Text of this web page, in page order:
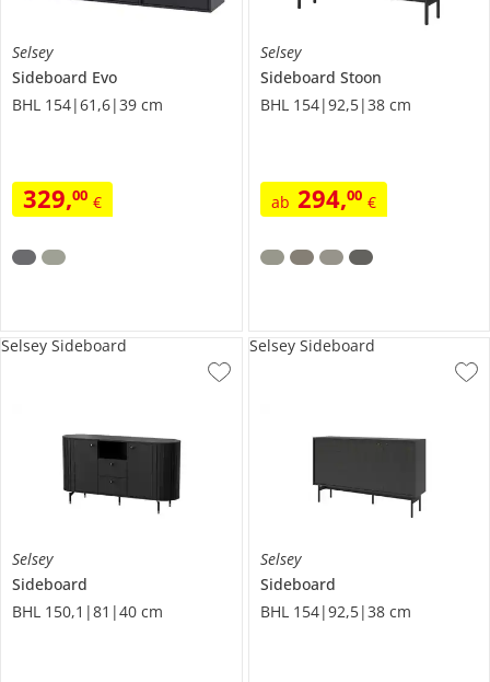
Selsey
Sideboard Evo
BHL 154|61,6|39 cm
329,00 €
Selsey
Sideboard Stoon
BHL 154|92,5|38 cm
ab 294,00 €
Selsey
Sideboard
BHL 150,1|81|40 cm
Selsey Sideboard
Selsey
Sideboard
BHL 154|92,5|38 cm
Selsey Sideboard